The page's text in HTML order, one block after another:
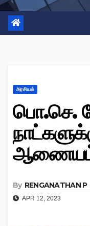
அரசியல்
பொ.செ.
ஆணையம்
By RENGANATHAN P
APR 12, 2023